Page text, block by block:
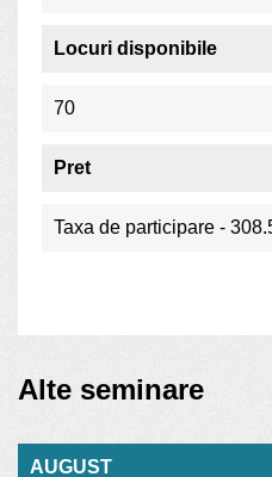
Locuri disponibile
70
Pret
Taxa de participare -
Alte seminare
AUGUST